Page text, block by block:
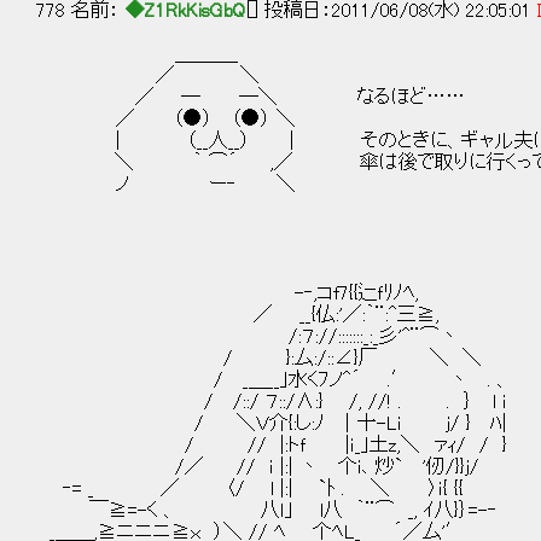
778 名前： ◆Z1RkKisGbQ [] 投稿日：2011/06/08(水) 22:05:01
／ ＼
／ ─ ─＼ なるほど……
／ （●） （●） ＼
| （__人__） | そのときに、ギャル夫
＼ ｀ ⌒´ ,／ 傘は後で取りに行くって言
ノ ー‐ ＼
-‐,コf7{{辷ｆﾘﾉﾍ,
／ __{仏:'／:｀¨:^三≧,
/:７://:::::::_:_彡'^¨⌒丶
/ }:厶:/::∠}厂 ＼ ＼
/ _＿__｣水くﾌノ^´ .′ 丶 . 、
/ /::/ ７::/∧:} /, //! . . ｝ l i
/ ＼Ｖ介{:し:ﾉ ｜十-Li j/ } ﾊ|
/ // |:トｆ |ｉ_｣土z,＼ ァｨ/ / }
/／ // ｉ |:| 丶 个i､ 炒` '仞/}}j/
‐= _ ／ 〈/ l |:| `ﾄ . ＼ 〉ｉ{ {{
￣≧=-く 、 八ｌ｣ l八 ｀¨⌒ _, ｲ八}｝=-‐
_＿＿,≧ニニニ≧ｘ ）＼ // ﾍ 个ﾍL_ ´／厶'′